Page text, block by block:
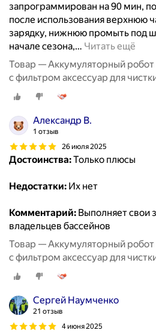
запрограммирован на 90 мин,
после использования верхнюю
зарядку, нижнюю промыть под
начале сезона,… Читать ещё
Товар — Аккумуляторный робот
с фильтром аксессуар для
беспроводной робот пылесос до
Александр В.
1 отзыв
26 июля 2025
Достоинства:Только плюсы
Недостатки: Их нет
Комментарий: Выполняет свои
владельцев бассейнов
Товар — Аккумуляторный робот
с фильтром аксессуар для
бассейна, беспроводной робот
Сергей Наумченко
21 отзыв
4 июня 2025